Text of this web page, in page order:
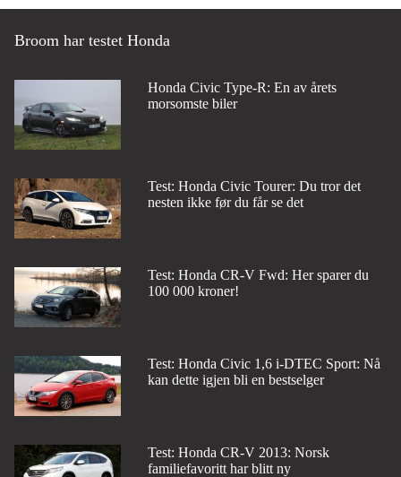
Broom har testet Honda
Honda Civic Type-R: En av årets
morsomste biler
Test: Honda Civic Tourer: Du tror det
nesten ikke før du får se det
Test: Honda CR-V Fwd: Her sparer du
100 000 kroner!
Test: Honda Civic 1,6 i-DTEC Sport: Nå
kan dette igjen bli en bestselger
Test: Honda CR-V 2013: Norsk
familiefavoritt har blitt ny